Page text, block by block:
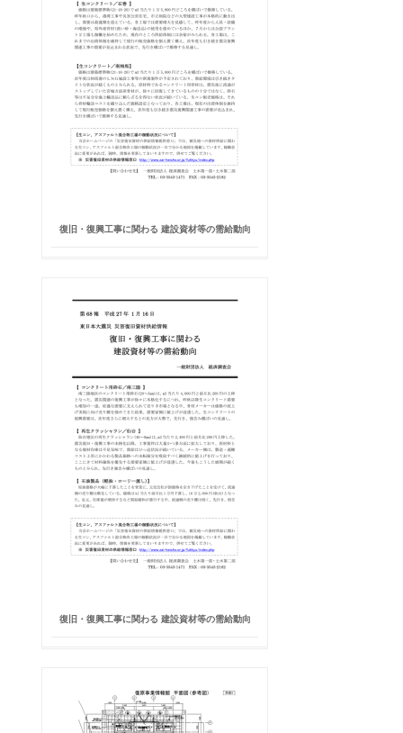
復旧・復興工事に関わる 建設資材等の需給動向
復旧・復興工事に関わる 建設資材等の需給動向